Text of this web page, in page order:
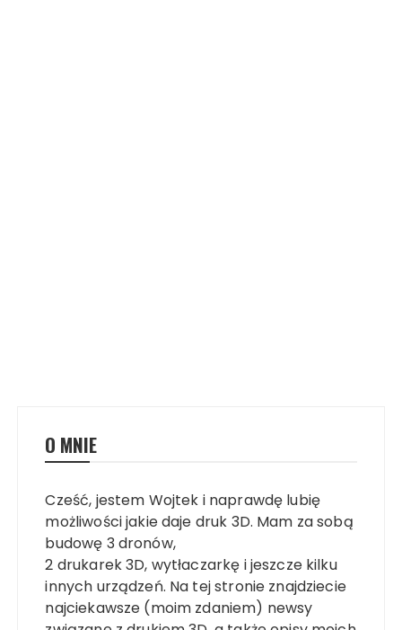
O MNIE
Cześć, jestem Wojtek i naprawdę lubię
możliwości jakie daje druk 3D. Mam za sobą
budowę 3 dronów,
2 drukarek 3D, wytłaczarkę i jeszcze kilku
innych urządzeń. Na tej stronie znajdziecie
najciekawsze (moim zdaniem) newsy